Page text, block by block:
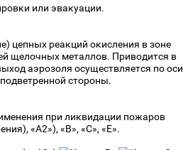
или эвакуации.
цепных реакций окисления в зоне
щелочных металлов. Приводится в
аэрозоля осуществляется по оси
стороны.
при ликвидации пожаров
«А2»), «В», «С», «Е».